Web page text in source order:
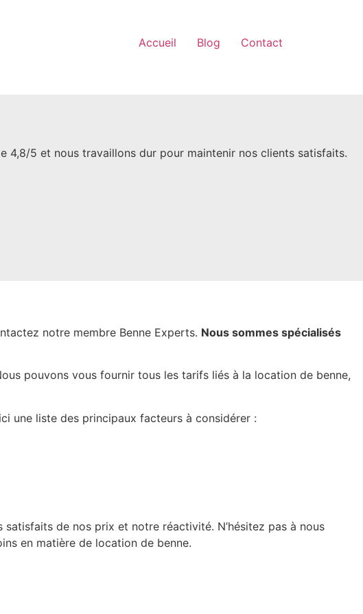
Accueil Blog Contact
4,8/5 et nous travaillons dur pour maintenir nos clients satisfaits.
notre membre Benne Experts. Nous sommes spécialisés
pouvons vous fournir tous les tarifs liés à la location de benne,
une liste des principaux facteurs à considérer :
de nos prix et notre réactivité. N’hésitez pas à nous
en matière de location de benne.